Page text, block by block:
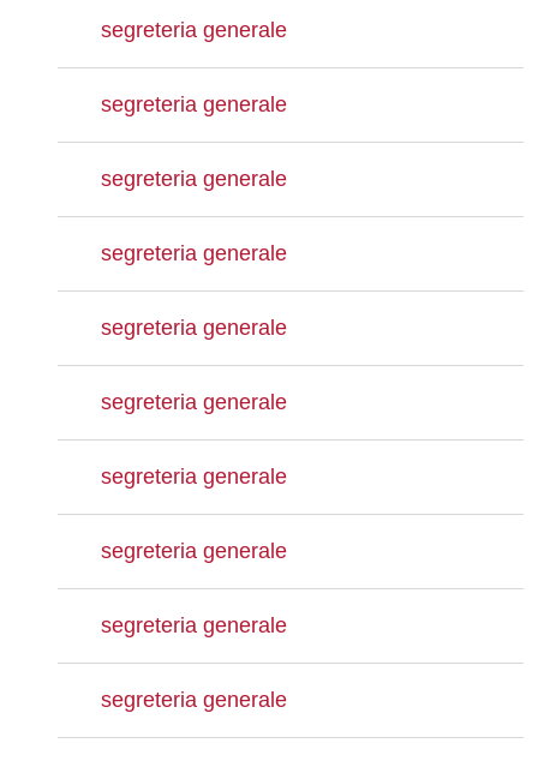
segreteria generale
segreteria generale
segreteria generale
segreteria generale
segreteria generale
segreteria generale
segreteria generale
segreteria generale
segreteria generale
segreteria generale